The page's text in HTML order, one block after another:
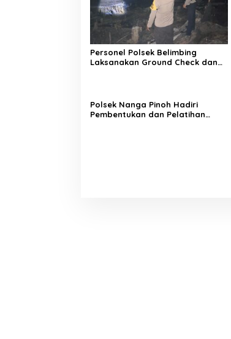
Personel Polsek Belimbing
Laksanakan Ground Check dan
Polsek Nanga Pinoh Hadiri
Pembentukan dan Pelatihan